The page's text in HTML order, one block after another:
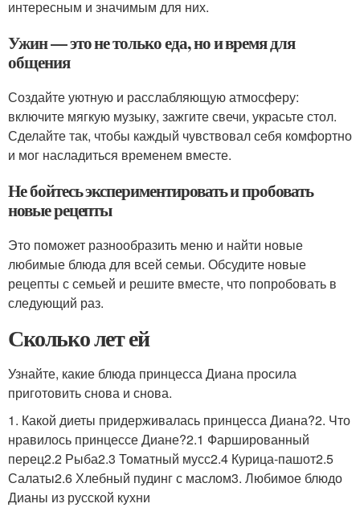
интересным и значимым для них.
Ужин — это не только еда, но и время для
общения
Создайте уютную и расслабляющую атмосферу:
включите мягкую музыку, зажгите свечи, украсьте стол.
Сделайте так, чтобы каждый чувствовал себя комфортно
и мог насладиться временем вместе.
Не бойтесь экспериментировать и пробовать
новые рецепты
Это поможет разнообразить меню и найти новые
любимые блюда для всей семьи. Обсудите новые
рецепты с семьей и решите вместе, что попробовать в
следующий раз.
Сколько лет ей
Узнайте, какие блюда принцесса Диана просила
приготовить снова и снова.
1. Какой диеты придерживалась принцесса Диана?2. Что
нравилось принцессе Диане?2.1 Фаршированный
перец2.2 Рыба2.3 Томатный мусс2.4 Курица-пашот2.5
Салаты2.6 Хлебный пудинг с маслом3. Любимое блюдо
Дианы из русской кухни